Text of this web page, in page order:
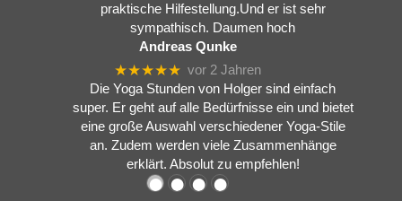
praktische Hilfestellung.Und er ist sehr
sympathisch. Daumen hoch
Andreas Qunke
★★★★★ vor 2 Jahren
Die Yoga Stunden von Holger sind einfach
super. Er geht auf alle Bedürfnisse ein und bietet
eine große Auswahl verschiedener Yoga-Stile
an. Zudem werden viele Zusammenhänge
erklärt. Absolut zu empfehlen!
●●●●